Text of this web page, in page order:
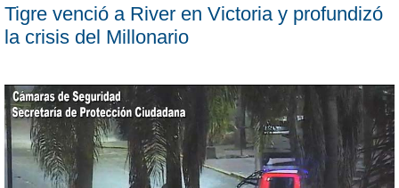
Tigre venció a River en Victoria y profundizó
la crisis del Millonario